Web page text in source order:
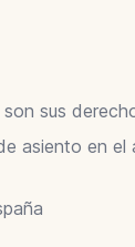
sus
asiento en el